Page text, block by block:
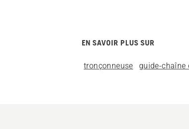
EN SAVOIR PLUS SUR
tronçonneuse guide-chaîne